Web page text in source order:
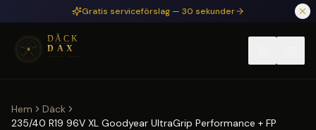
Hoppa till huvudinnehållGratis serviceförslag — 30 sekunder
Hem
Däck
235/40 R19 96V XL Goodyear UltraGrip Performance + FP